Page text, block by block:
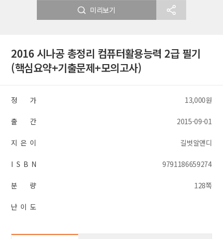
미리보기
2016 시나공 총정리 컴퓨터활용능력 2급 필기
(핵심요약+기출문제+모의고사)
정 가 13,000원
출 간 2015-09-01
지 은 이 길벗알앤디
I S B N 9791186659274
분 량 128쪽
난 이 도